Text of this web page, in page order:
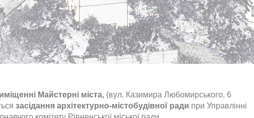
Майстерні міста, (вул. Казимира Любомирського, 6
засідання архітектурно-містобудівної ради при Управлінні